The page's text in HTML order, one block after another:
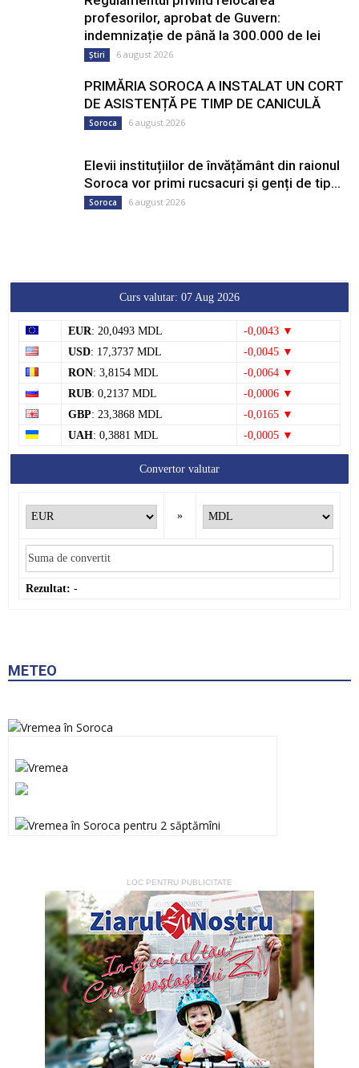
profesorilor, aprobat de Guvern:
indemnizație de până la 300.000 de lei
Știri 6 august 2026
PRIMĂRIA SOROCA A INSTALAT UN CORT
DE ASISTENȚĂ PE TIMP DE CANICULĂ
Soroca 6 august 2026
Elevii instituțiilor de învățământ din raionul
Soroca vor primi rucsacuri și genți de tip...
Soroca 6 august 2026
Curs valutar: 07 Aug 2026
EUR: 20,0493 MDL
-0,0043 ▼
USD: 17,3737 MDL
-0,0045 ▼
RON: 3,8154 MDL
-0,0064 ▼
RUB: 0,2137 MDL
-0,0006 ▼
GBP: 23,3868 MDL
-0,0165 ▼
UAH: 0,3881 MDL -0,0005 ▼
Convertor valutar
»
Rezultat: -
METEO
LOC PENTRU PUBLICITATE